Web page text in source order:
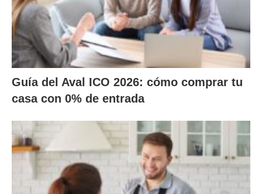
Guía del Aval ICO 2026: cómo comprar tu
casa con 0% de entrada